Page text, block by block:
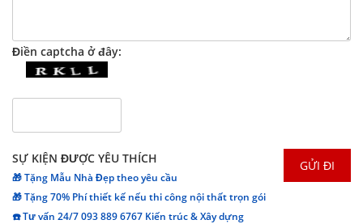
Điền captcha ở đây:
SỰ KIỆN ĐƯỢC YÊU THÍCH
🎁 Tặng Mẫu Nhà Đẹp theo yêu cầu
🎁 Tặng 70% Phí thiết kế nếu thi công nội thất trọn gói
☎️ Tư vấn 24/7 093 889 6767 Kiến trúc & Xây dựng